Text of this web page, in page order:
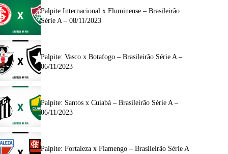
Palpite Internacional x Fluminense – Brasileirão
Série A – 08/11/2023
Palpite: Vasco x Botafogo – Brasileirão Série A –
06/11/2023
Palpite: Santos x Cuiabá – Brasileirão Série A –
06/11/2023
Palpite: Fortaleza x Flamengo – Brasileirão Série A